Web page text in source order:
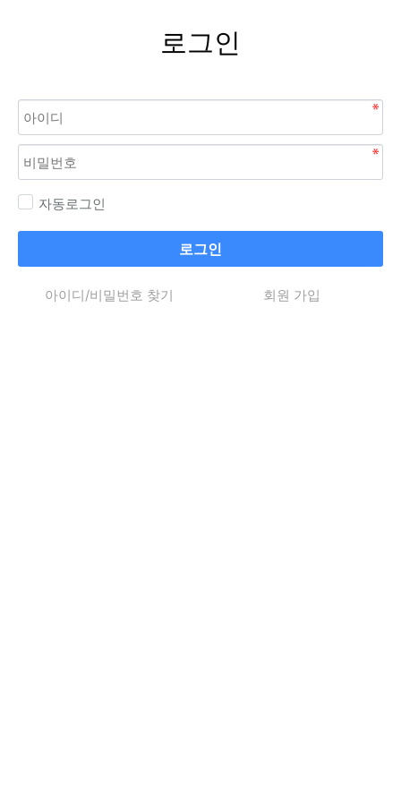
로그인
자동로그인
로그인
아이디/비밀번호 찾기 회원 가입